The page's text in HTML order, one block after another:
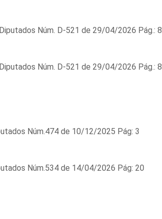
Núm. D-521 de 29/04/2026 Pág.: 8
Núm. D-521 de 29/04/2026 Pág.: 8
Núm.474 de 10/12/2025 Pág: 3
Núm.534 de 14/04/2026 Pág: 20